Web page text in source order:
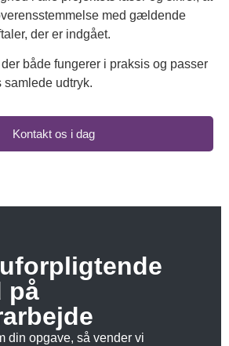
med gældende
der er indgået.
både fungerer i praksis og passer
udtryk.
Kontakt os i dag
på
din opgave, så vender vi